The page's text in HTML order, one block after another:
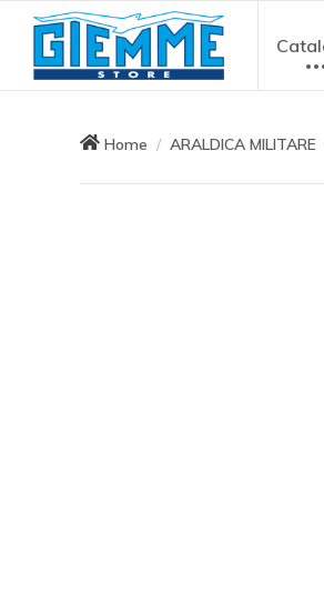
Home ARALDICA MILITARE